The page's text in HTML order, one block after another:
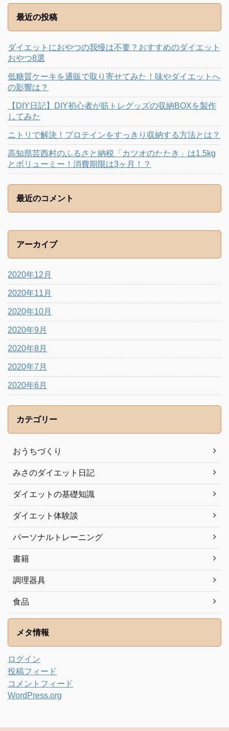
最近の投稿
ダイエットにおやつの我慢は不要？おすすめのダイエット
おやつ8選
低糖質ケーキを通販で取り寄せてみた！味やダイエットへ
の影響は？
【DIY日記】DIY初心者が筋トレグッズの収納BOXを製作
してみた
ニトリで解決！プロテインをすっきり収納する方法とは？
高知県芸西村のふるさと納税「カツオのたたき」は1.5kg
とボリューミー！消費期限は3ヶ月！？
最近のコメント
アーカイブ
2020年12月
2020年11月
2020年10月
2020年9月
2020年8月
2020年7月
2020年6月
カテゴリー
おうちづくり
みさのダイエット日記
ダイエットの基礎知識
ダイエット体験談
パーソナルトレーニング
書籍
調理器具
食品
メタ情報
ログイン
投稿フィード
コメントフィード
WordPress.org